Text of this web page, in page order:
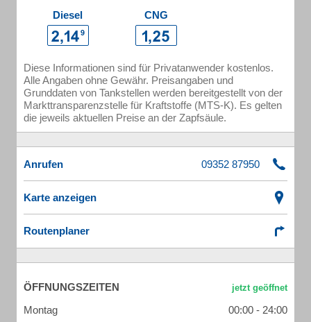
Diesel CNG
Diese Informationen sind für Privatanwender kostenlos.
Alle Angaben ohne Gewähr. Preisangaben und
Grunddaten von Tankstellen werden bereitgestellt von der
Markttransparenzstelle für Kraftstoffe (MTS-K). Es gelten
die jeweils aktuellen Preise an der Zapfsäule.
Anrufen
Karte anzeigen
Routenplaner
ÖFFNUNGSZEITEN
Montag
00:00 - 24:00